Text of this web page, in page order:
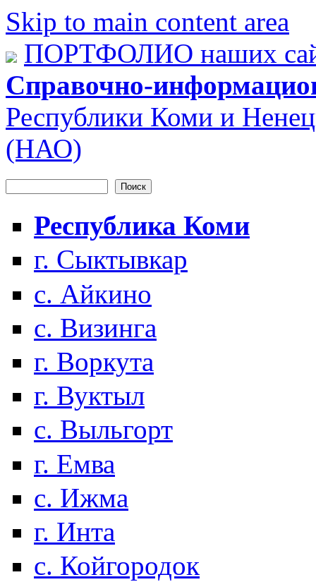
Skip to main content area
ПОРТФОЛИО наших
Справочно-
Республики Коми и
(НАО)
Форма поиска
Республика Коми
г. Сыктывкар
с. Айкино
с. Визинга
г. Воркута
г. Вуктыл
с. Выльгорт
г. Емва
с. Ижма
г. Инта
с. Койгородок